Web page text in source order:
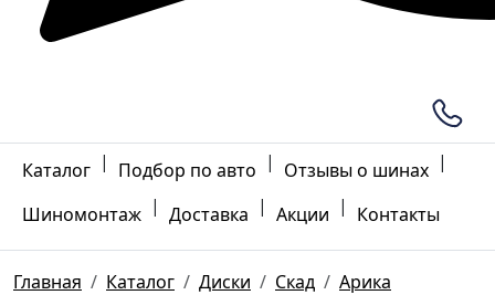
Каталог | Подбор по авто | Отзывы о шинах |
Шиномонтаж | Доставка | Акции | Контакты
Главная Каталог Диски Скад
Арика